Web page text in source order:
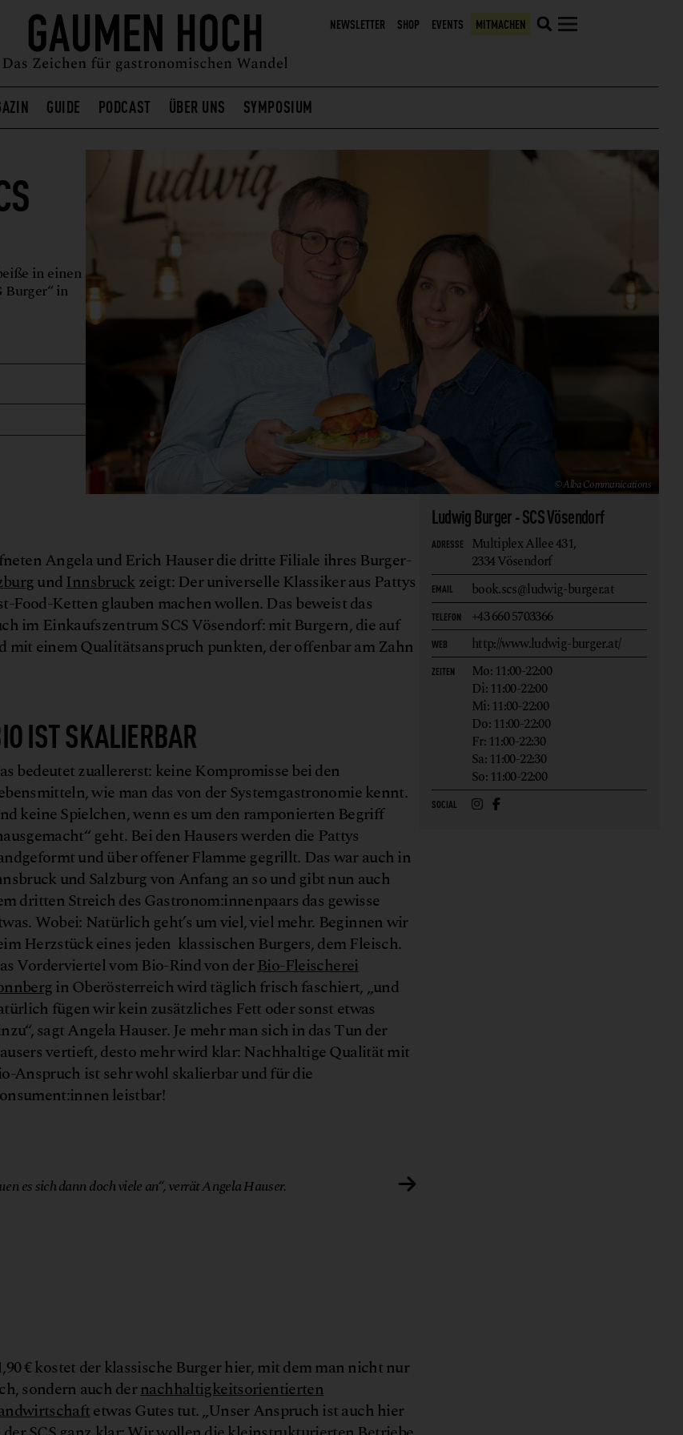
NEWSLETTER SHOP EVENTS MITMACHEN
GUIDE PODCAST ÜBER UNS SYMPOSIUM
in einen
in
© Alba Communications
Angela und Erich Hauser die dritte Filiale ihres Burger-
undInnsbruckzeigt: Der universelle Klassiker aus Pattys
Food-Ketten glauben machen wollen. Das beweist das
im Einkaufszentrum SCS Vösendorf: mit Burgern, die auf
einem Qualitätsanspruch punkten, der offenbar am Zahn
IST SKALIERBAR
bedeutet zuallererst: keine Kompromisse bei den
wie man das von der Systemgastronomie kennt.
keine Spielchen, wenn es um den ramponierten Begriff
geht. Bei den Hausers werden die Pattys
und über offener Flamme gegrillt. Das war auch in
und Salzburg von Anfang an so und gibt nun auch
dritten Streich des Gastronom:innenpaars das gewisse
Wobei: Natürlich geht’s um viel, viel mehr. Beginnen wir
Herzstück eines jeden klassischen Burgers, dem Fleisch.
Vorderviertel vom Bio-Rind von derBio-Fleischerei
in Oberösterreich wird täglich frisch faschiert, „und
fügen wir kein zusätzliches Fett oder sonst etwas
sagt Angela Hauser. Je mehr man sich in das Tun der
vertieft, desto mehr wird klar: Nachhaltige Qualität mit
Anspruch ist sehr wohl skalierbar und für die
leistbar!
es sich dann doch viele an“, verrät Angela Hauser.
€ kostet der klassische Burger hier, mit dem man nicht nur
sondern auch dernachhaltigkeitsorientierten
etwas Gutes tut. „Unser Anspruch ist auch hier
Ludwig Burger - SCS Vösendorf
ADRESSE
Multiplex Allee 431,
2334 Vösendorf
EMAIL book.scs@ludwig-burger.at
TELEFON +43 660 5703366
WEB http://www.ludwig-burger.at/
ZEITEN
Mo: 11:00-22:00
Di: 11:00-22:00
Mi: 11:00-22:00
Do: 11:00-22:00
Fr: 11:00-22:30
Sa: 11:00-22:30
So: 11:00-22:00
SOCIAL